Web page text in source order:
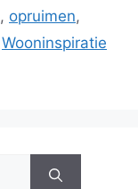
, opruimen,
Wooninspiratie